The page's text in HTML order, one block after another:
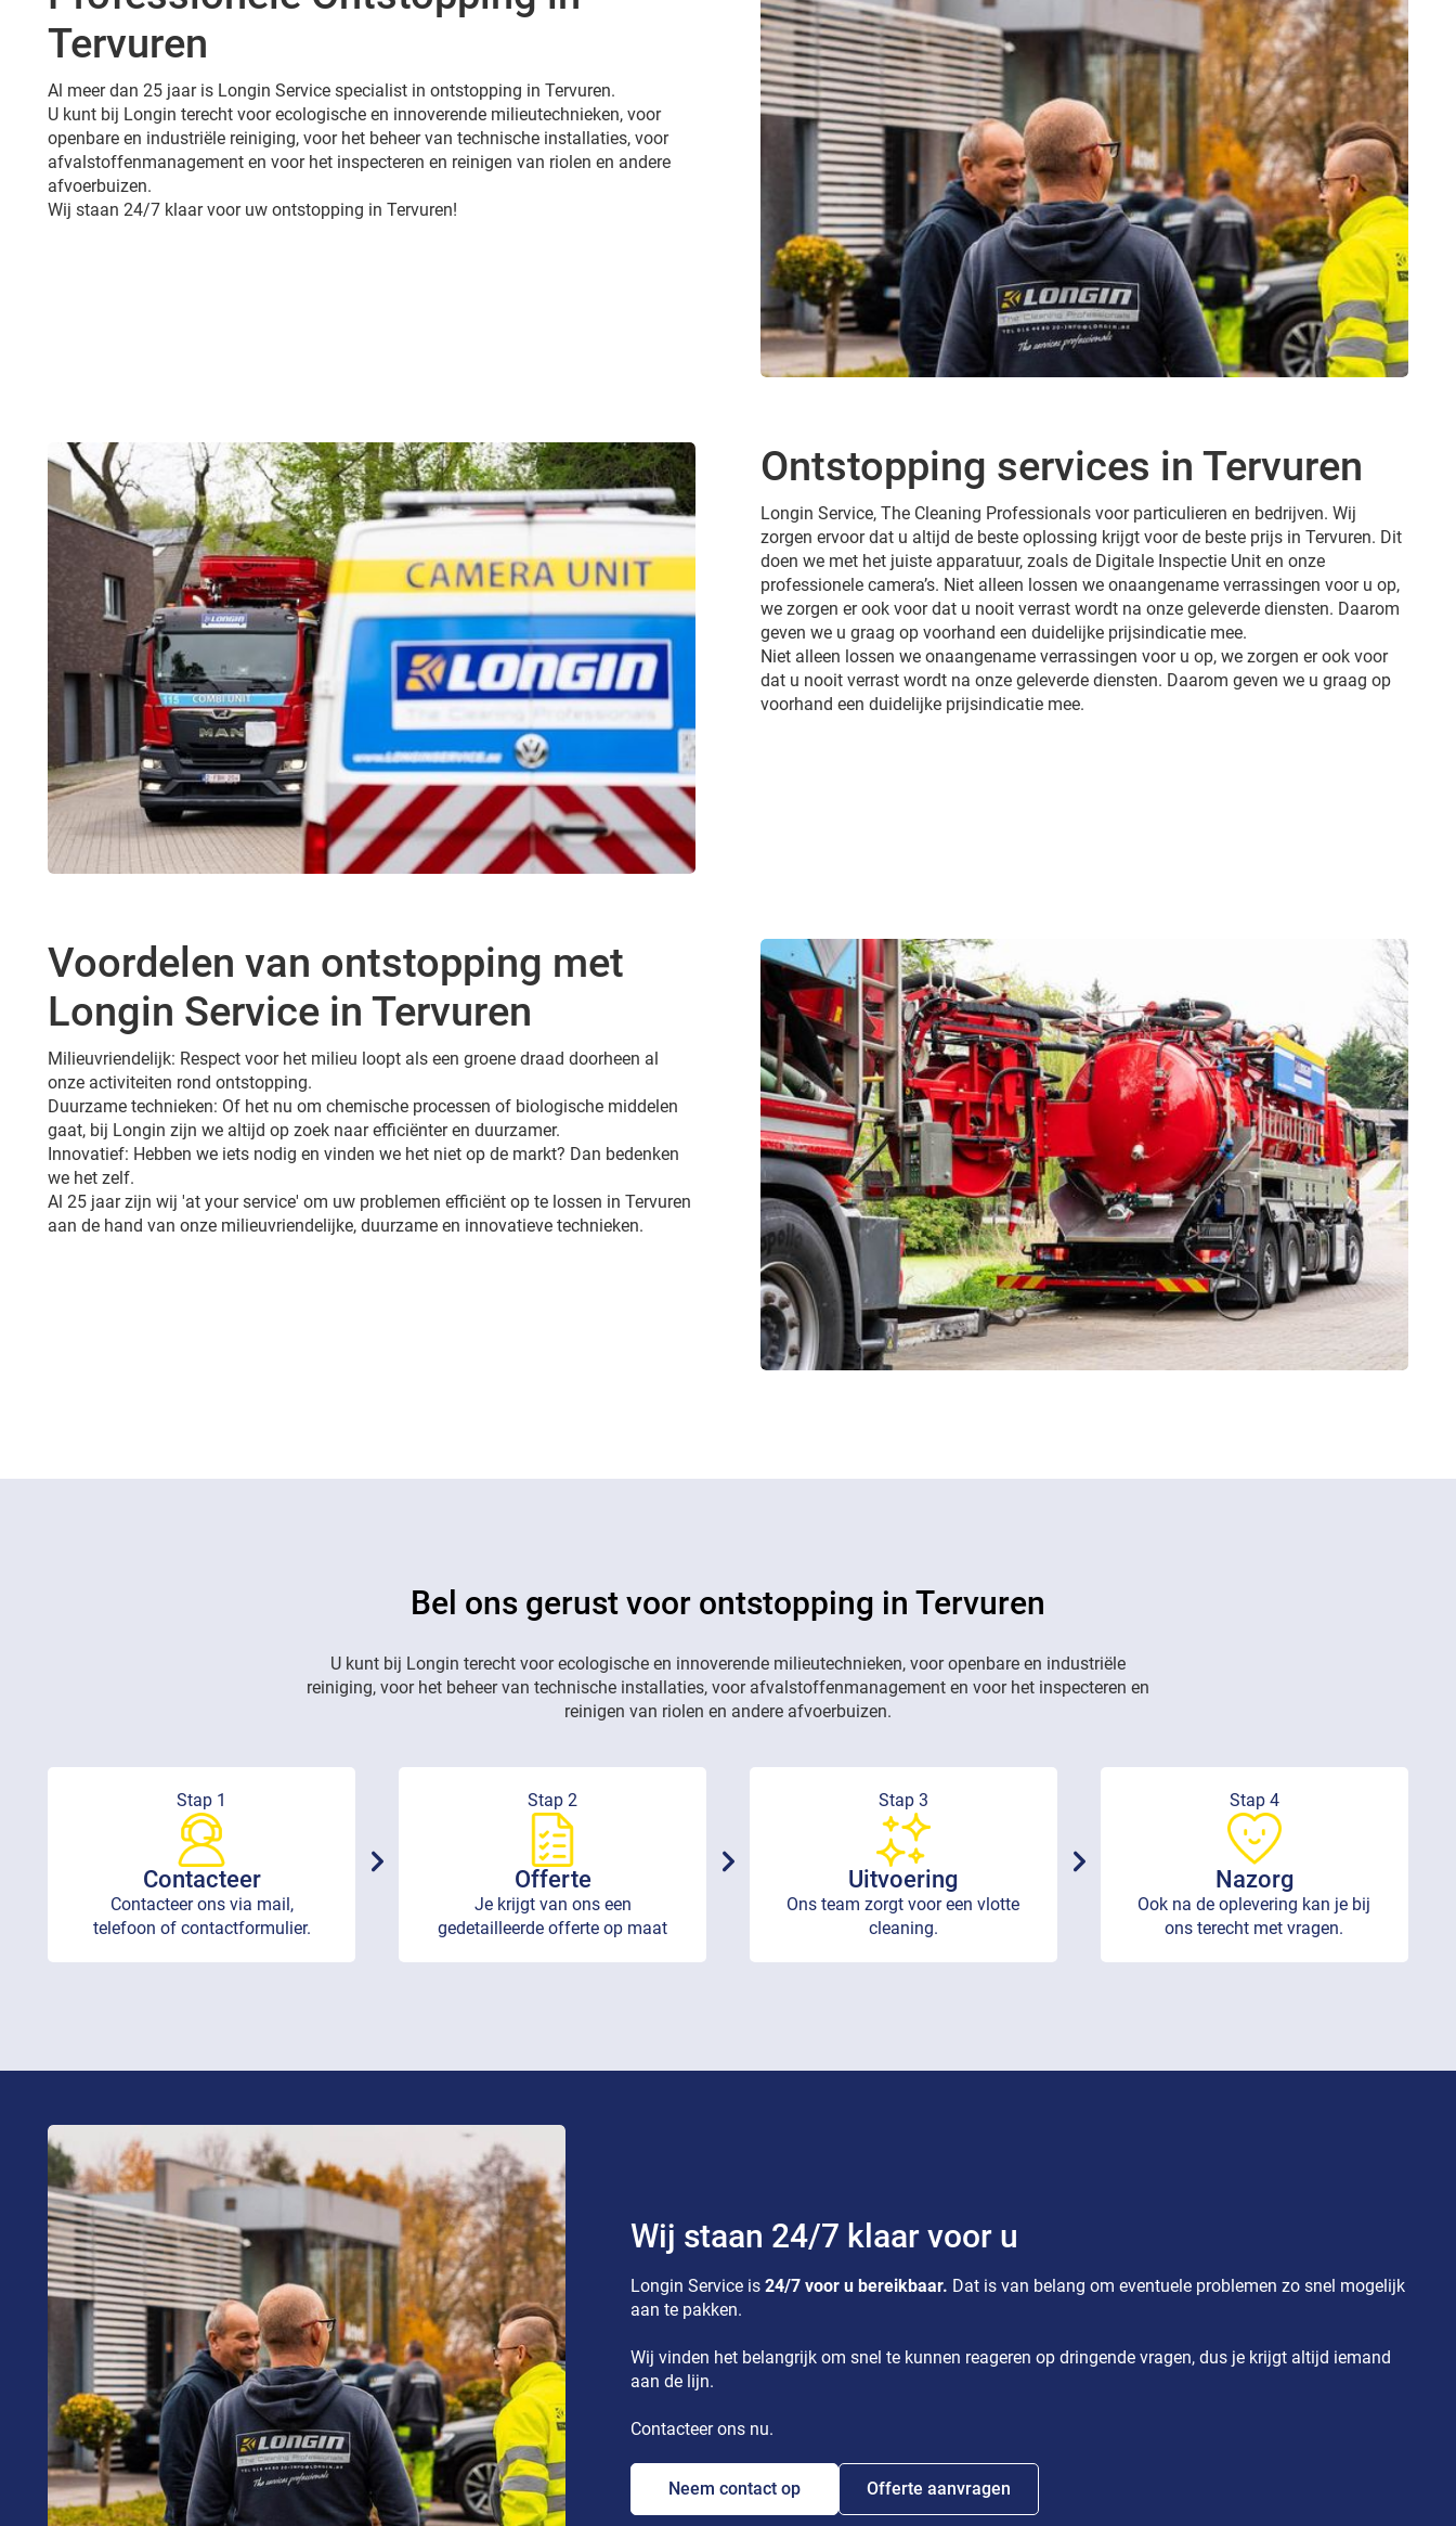
Tervuren
Al meer dan 25 jaar is Longin Service specialist in ontstopping in Tervuren.
U kunt bij Longin terecht voor ecologische en innoverende milieutechnieken, voor
openbare en industriële reiniging, voor het beheer van technische installaties, voor
afvalstoffenmanagement en voor het inspecteren en reinigen van riolen en andere
afvoerbuizen.
Wij staan 24/7 klaar voor uw ontstopping in Tervuren!
Ontstopping services in Tervuren
Longin Service, The Cleaning Professionals voor particulieren en bedrijven. Wij
zorgen ervoor dat u altijd de beste oplossing krijgt voor de beste prijs in Tervuren. Dit
doen we met het juiste apparatuur, zoals de Digitale Inspectie Unit en onze
professionele camera’s. Niet alleen lossen we onaangename verrassingen voor u op,
we zorgen er ook voor dat u nooit verrast wordt na onze geleverde diensten. Daarom
geven we u graag op voorhand een duidelijke prijsindicatie mee.
Niet alleen lossen we onaangename verrassingen voor u op, we zorgen er ook voor
dat u nooit verrast wordt na onze geleverde diensten. Daarom geven we u graag op
voorhand een duidelijke prijsindicatie mee.
Voordelen van ontstopping met
Longin Service in Tervuren
Milieuvriendelijk: Respect voor het milieu loopt als een groene draad doorheen al
onze activiteiten rond ontstopping.
Duurzame technieken: Of het nu om chemische processen of biologische middelen
gaat, bij Longin zijn we altijd op zoek naar efficiënter en duurzamer.
Innovatief: Hebben we iets nodig en vinden we het niet op de markt? Dan bedenken
we het zelf.
Al 25 jaar zijn wij 'at your service' om uw problemen efficiënt op te lossen in Tervuren
aan de hand van onze milieuvriendelijke, duurzame en innovatieve technieken.
Bel ons gerust voor ontstopping in Tervuren
U kunt bij Longin terecht voor ecologische en innoverende milieutechnieken, voor openbare en industriële
reiniging, voor het beheer van technische installaties, voor afvalstoffenmanagement en voor het inspecteren en
reinigen van riolen en andere afvoerbuizen.
Stap 1
Contacteer
Contacteer ons via mail,
telefoon of contactformulier.
Stap 2
Offerte
Je krijgt van ons een
gedetailleerde offerte op maat
Stap 3
Uitvoering
Ons team zorgt voor een vlotte
cleaning.
Stap 4
Nazorg
Ook na de oplevering kan je bij
ons terecht met vragen.
Wij staan 24/7 klaar voor u
Longin Service is24/7 voor u bereikbaar. Dat is van belang om eventuele problemen zo snel mogelijk
aan te pakken.
Wij vinden het belangrijk om snel te kunnen reageren op dringende vragen, dus je krijgt altijd iemand
aan de lijn.
Contacteer ons nu.
Neem contact op Offerte aanvragen